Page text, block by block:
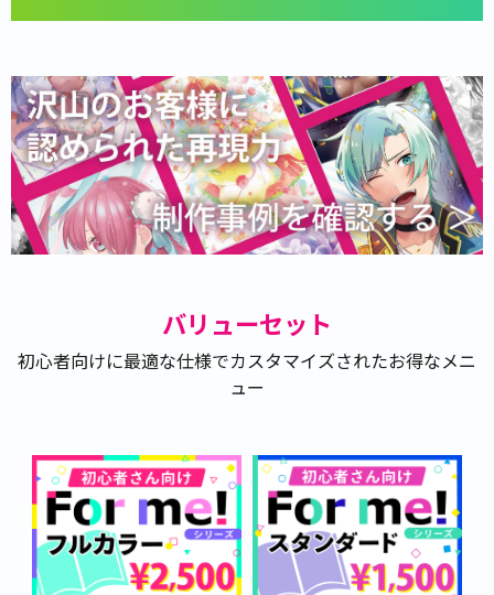
バリューセット
初心者向けに最適な仕様でカスタマイズされたお得なメニ
ュー